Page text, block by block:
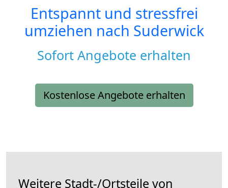
Entspannt und stressfrei
umziehen nach Suderwick
Sofort Angebote erhalten
Kostenlose Angebote erhalten
Weitere Stadt-/Ortsteile von